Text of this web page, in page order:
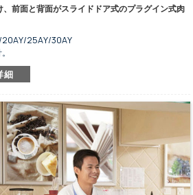
前面と背面がスライドドア式のプラグイン式肉
20AY/25AY/30AY
方式。
。
製品。
ただけます。
上げで、LED照明が施されています。
スです。
ションです。
ジタルディスプレイ画面。
カーテン付き。
アシスト式凝縮器。
細